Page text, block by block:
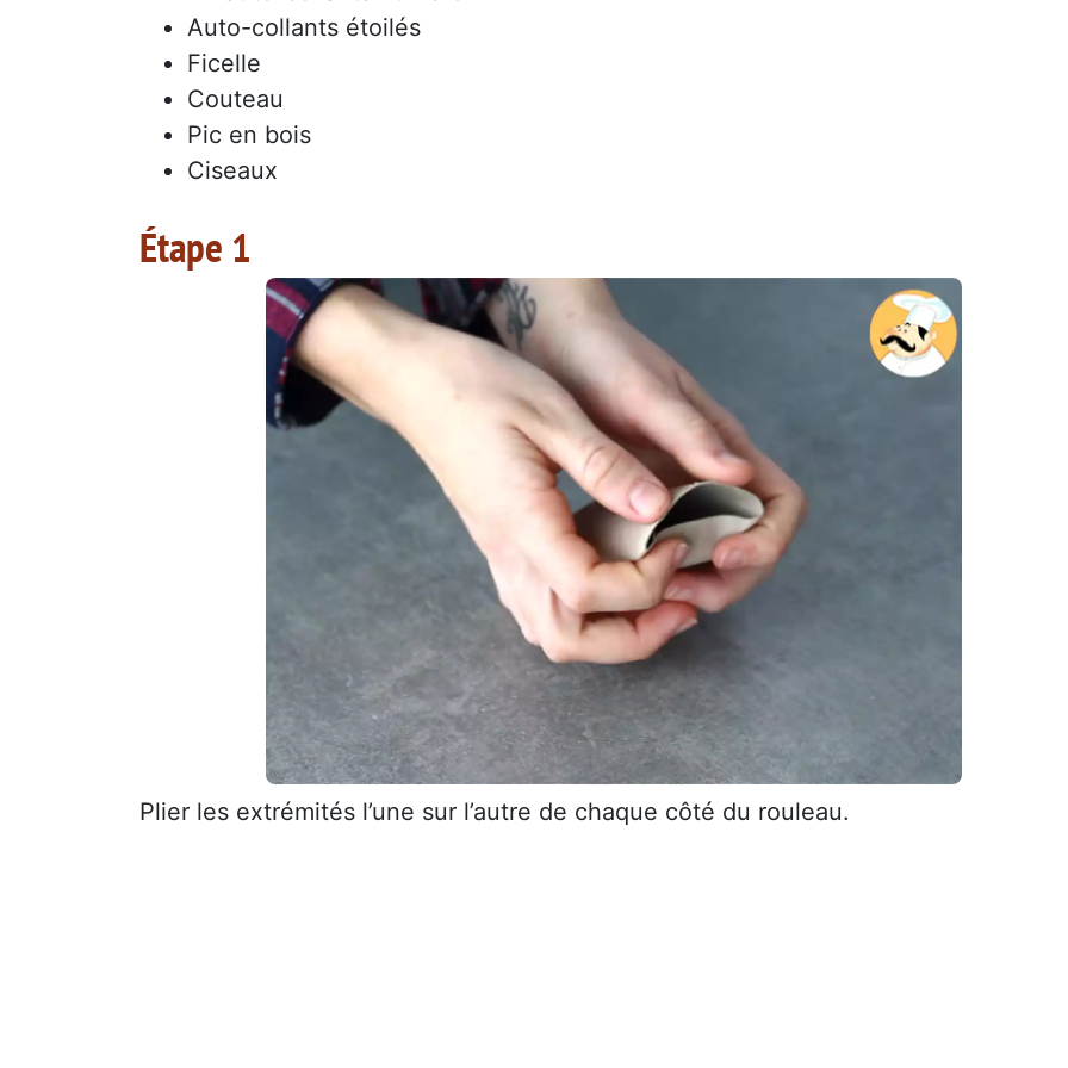
Auto-collants étoilés
Ficelle
Couteau
Pic en bois
Ciseaux
Étape 1
Plier les extrémités l’une sur l’autre de chaque côté du rouleau.